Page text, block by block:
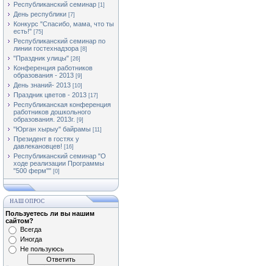
Республиканский семинар [1]
День республики [7]
Конкурс "Спасибо, мама, что ты
есть!" [75]
Республиканский семинар по
линии гостехнадзора [8]
"Праздник улицы" [26]
Конференция работников
образования - 2013 [9]
День знаний- 2013 [10]
Праздник цветов - 2013 [17]
Республиканская конференция
работников дошкольного
образования. 2013г. [9]
"Юрган хырыу" байрамы [11]
Президент в гостях у
давлекановцев! [16]
Республиканский семинар "О
ходе реализации Программы
"500 ферм"" [0]
НАШ ОПРОС
Пользуетесь ли вы нашим
сайтом?
Всегда
Иногда
Не пользуюсь